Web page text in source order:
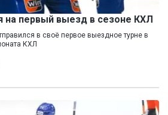
на первый выезд в сезоне КХЛ
в своё первое выездное турне в
КХЛ